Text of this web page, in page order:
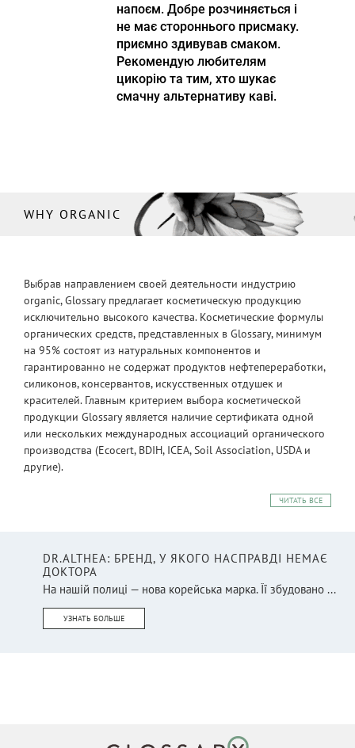
напоєм. Добре розчиняється і
не має стороннього присмаку.
приємно здивував смаком.
Рекомендую любителям
цикорію та тим, хто шукає
смачну альтернативу каві.
WHY ORGANIC
Выбрав направлением своей деятельности индустрию
organic, Glossary предлагает косметическую продукцию
исключительно высокого качества. Косметические формулы
органических средств, представленных в Glossary, минимум
на 95% состоят из натуральных компонентов и
гарантированно не содержат продуктов нефтепереработки,
силиконов, консервантов, искусственных отдушек и
красителей. Главным критерием выбора косметической
продукции Glossary является наличие сертификата одной
или нескольких международных ассоциаций органического
производства (Ecocert, BDIH, ICEA, Soil Association, USDA и
другие).
ЧИТАТЬ ВСЕ
DR.ALTHEA: БРЕНД, У ЯКОГО НАСПРАВДІ НЕМАЄ
ДОКТОРА
На нашій полиці — нова корейська марка. Її збудовано ...
УЗНАТЬ БОЛЬШЕ